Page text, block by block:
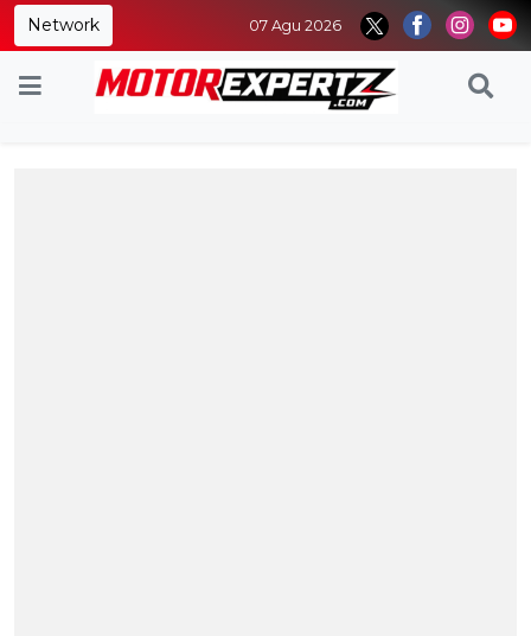
Network 07 Agu 2026